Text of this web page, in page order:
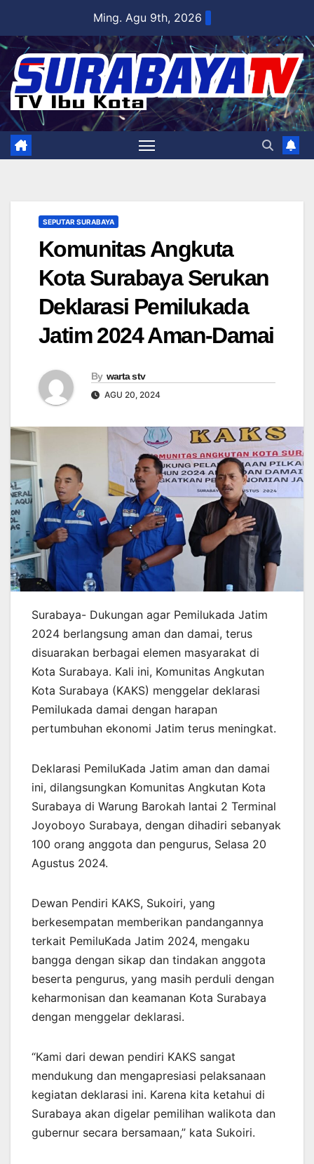
content
Ming. Agu 9th, 2026
SEPUTAR SURABAYA
Komunitas Angkuta
Kota Surabaya Serukan
Deklarasi Pemilukada
Jatim 2024 Aman-Damai
By warta stv
AGU 20, 2024
Surabaya- Dukungan agar Pemilukada Jatim
2024 berlangsung aman dan damai, terus
disuarakan berbagai elemen masyarakat di
Kota Surabaya. Kali ini, Komunitas Angkutan
Kota Surabaya (KAKS) menggelar deklarasi
Pemilukada damai dengan harapan
pertumbuhan ekonomi Jatim terus meningkat.
Deklarasi PemiluKada Jatim aman dan damai
ini, dilangsungkan Komunitas Angkutan Kota
Surabaya di Warung Barokah lantai 2 Terminal
Joyoboyo Surabaya, dengan dihadiri sebanyak
100 orang anggota dan pengurus, Selasa 20
Agustus 2024.
Dewan Pendiri KAKS, Sukoiri, yang
berkesempatan memberikan pandangannya
terkait PemiluKada Jatim 2024, mengaku
bangga dengan sikap dan tindakan anggota
beserta pengurus, yang masih perduli dengan
keharmonisan dan keamanan Kota Surabaya
dengan menggelar deklarasi.
“Kami dari dewan pendiri KAKS sangat
mendukung dan mengapresiasi pelaksanaan
kegiatan deklarasi ini. Karena kita ketahui di
Surabaya akan digelar pemilihan walikota dan
gubernur secara bersamaan,” kata Sukoiri.